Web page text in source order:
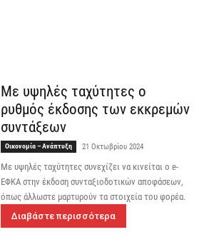
Με υψηλές ταχύτητες ο
ρυθμός έκδοσης των εκκρεμών
συντάξεων
Οικονομία – Ανάπτυξη 21 Οκτωβρίου 2024
Με υψηλές ταχύτητες συνεχίζει να κινείται ο e-
ΕΦΚΑ στην έκδοση συνταξιοδοτικών αποφάσεων,
όπως άλλωστε μαρτυρούν τα στοιχεία του φορέα.
Διαβάστε περισσότερα